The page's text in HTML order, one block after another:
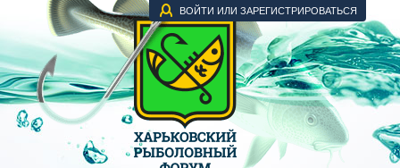
ВОЙТИ ИЛИ ЗАРЕГИСТРИРОВАТЬСЯ